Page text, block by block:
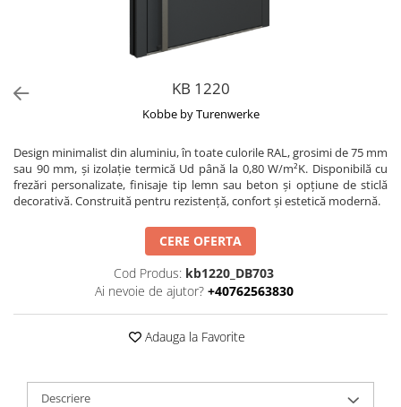
KB 1220
Kobbe by Turenwerke
Design minimalist din aluminiu, în toate culorile RAL, grosimi de 75 mm
sau 90 mm, și izolație termică Ud până la 0,80 W/m²K. Disponibilă cu
frezări personalizate, finisaje tip lemn sau beton și opțiune de sticlă
decorativă. Construită pentru rezistență, confort și estetică modernă.
CERE OFERTA
Cod Produs: kb1220_DB703
Ai nevoie de ajutor? +40762563830
Adauga la Favorite
Descriere